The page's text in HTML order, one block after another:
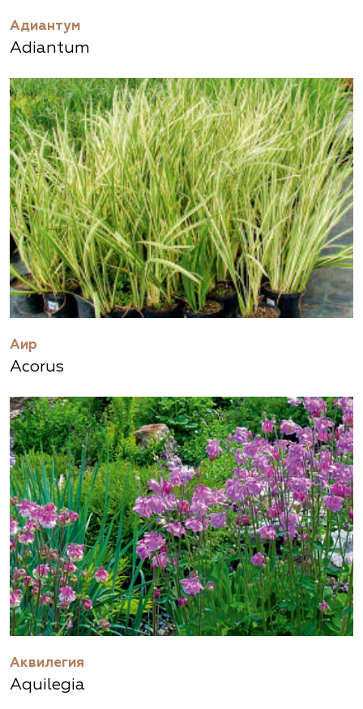
Адиантум
Adiantum
Аир
Acorus
Аквилегия
Aquilegia